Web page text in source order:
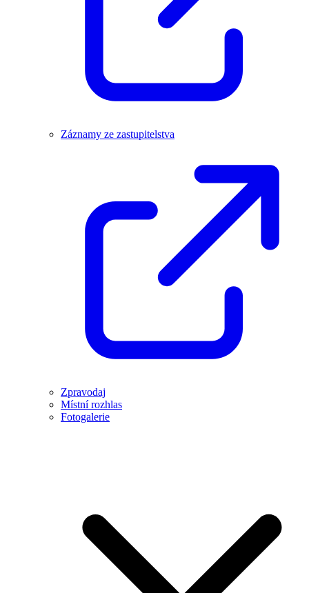
Záznamy ze zastupitelstva
Zpravodaj
Místní rozhlas
Fotogalerie